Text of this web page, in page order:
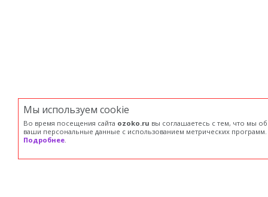
Мы используем сookie
Во время посещения сайта ozoko.ru вы соглашаетесь с тем, что мы
ваши персональные данные с использованием метрических программ.
Подробнее.